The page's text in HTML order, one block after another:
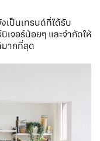
เป็นเทรนด์ที่ได้รับ
เจอร์น้อยๆ และจำกัดให้
มากที่สุด